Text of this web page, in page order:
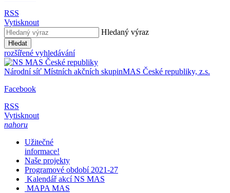
RSS
Vytisknout
Hledaný výraz
Hledat
rozšířené vyhledávání
Národní síť Místních akčních skupinMAS České republiky, z.s.
Facebook
RSS
Vytisknout
nahoru
Užitečné
informace!
Naše projekty
Programové období 2021-27
Kalendář akcí NS MAS
MAPA MAS